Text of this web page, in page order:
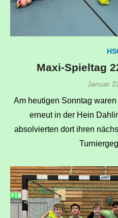
Maxi-Spieltag
Januar
Am heutigen Sonntag
erneut in der Hein
absolvierten dort ihren